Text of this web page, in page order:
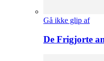
Gå ikke glip af
De Frigjorte